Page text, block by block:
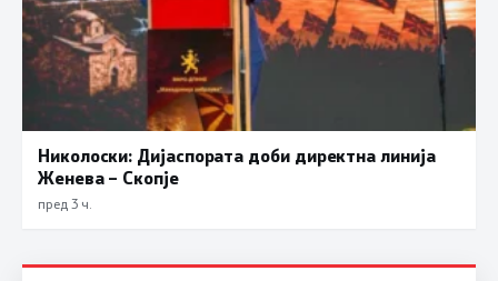
Николоски: Дијаспората доби директна линија
Женева – Скопје
пред 3 ч.